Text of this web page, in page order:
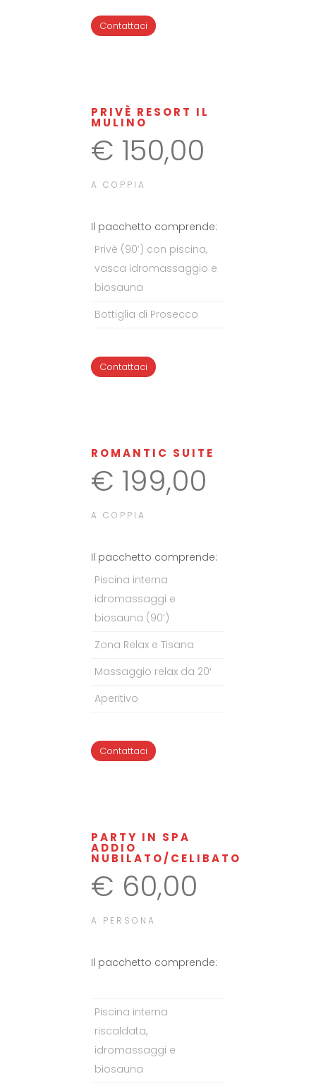
Contattaci
PRIVÈ RESORT IL
MULINO
€ 150,00
A COPPIA
Il pacchetto comprende:
Privè (90’) con piscina,
vasca idromassaggio e
biosauna
Bottiglia di Prosecco
Contattaci
ROMANTIC SUITE
€ 199,00
A COPPIA
Il pacchetto comprende:
Piscina interna
idromassaggi e
biosauna (90’)
Zona Relax e Tisana
Massaggio relax da 20′
Aperitivo
Contattaci
PARTY IN SPA
ADDIO
NUBILATO/CELIBATO
€ 60,00
A PERSONA
Il pacchetto comprende:
Piscina interna
riscaldata,
idromassaggi e
biosauna